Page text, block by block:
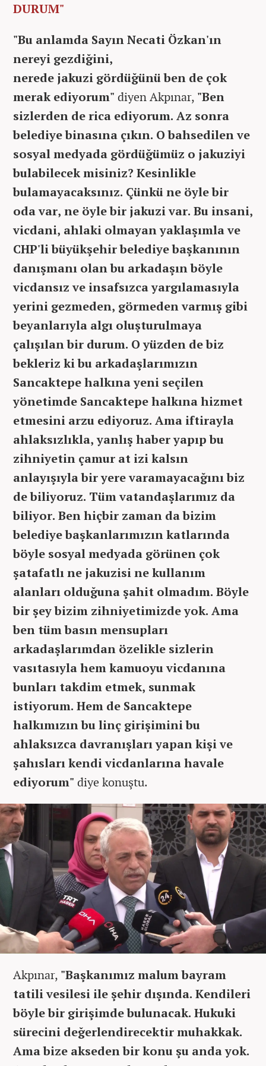
DURUM"
"Bu anlamda Sayın Necati Özkan'ın
nereyi gezdiğini,
nerede jakuzi gördüğünü ben de çok
merak ediyorum" diyen Akpınar, "Ben
sizlerden de rica ediyorum. Az sonra
belediye binasına çıkın. O bahsedilen ve
sosyal medyada gördüğümüz o jakuziyi
bulabilecek misiniz? Kesinlikle
bulamayacaksınız. Çünkü ne öyle bir
oda var, ne öyle bir jakuzi var. Bu insani,
vicdani, ahlaki olmayan yaklaşımla ve
CHP'li büyükşehir belediye başkanının
danışmanı olan bu arkadaşın böyle
vicdansız ve insafsızca yargılamasıyla
yerini gezmeden, görmeden varmış gibi
beyanlarıyla algı oluşturulmaya
çalışılan bir durum. O yüzden de biz
bekleriz ki bu arkadaşlarımızın
Sancaktepe halkına yeni seçilen
yönetimde Sancaktepe halkına hizmet
etmesini arzu ediyoruz. Ama iftirayla
ahlaksızlıkla, yanlış haber yapıp bu
zihniyetin çamur at izi kalsın
anlayışıyla bir yere varamayacağını biz
de biliyoruz. Tüm vatandaşlarımız da
biliyor. Ben hiçbir zaman da bizim
belediye başkanlarımızın katlarında
böyle sosyal medyada görünen çok
şatafatlı ne jakuzisi ne kullanım
alanları olduğuna şahit olmadım. Böyle
bir şey bizim zihniyetimizde yok. Ama
ben tüm basın mensupları
arkadaşlarımdan özelikle sizlerin
vasıtasıyla hem kamuoyu vicdanına
bunları takdim etmek, sunmak
istiyorum. Hem de Sancaktepe
halkımızın bu linç girişimini bu
ahlaksızca davranışları yapan kişi ve
şahısları kendi vicdanlarına havale
ediyorum" diye konuştu.
Akpınar, "Başkanımız malum bayram
tatili vesilesi ile şehir dışında. Kendileri
böyle bir girişimde bulunacak. Hukuki
sürecini değerlendirecektir muhakkak.
Ama bize akseden bir konu şu anda yok.